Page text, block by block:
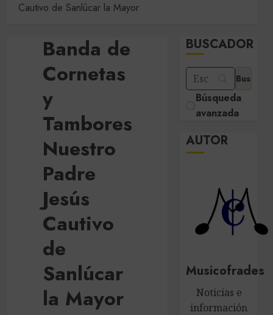
Cautivo de Sanlúcar la Mayor
Banda de
Cornetas
y
Tambores
Nuestro
Padre
Jesús
Cautivo
de
Sanlúcar
la Mayor
BUSCADOR
Búsqueda
avanzada
AUTOR
Musicofrades
Noticias e
información